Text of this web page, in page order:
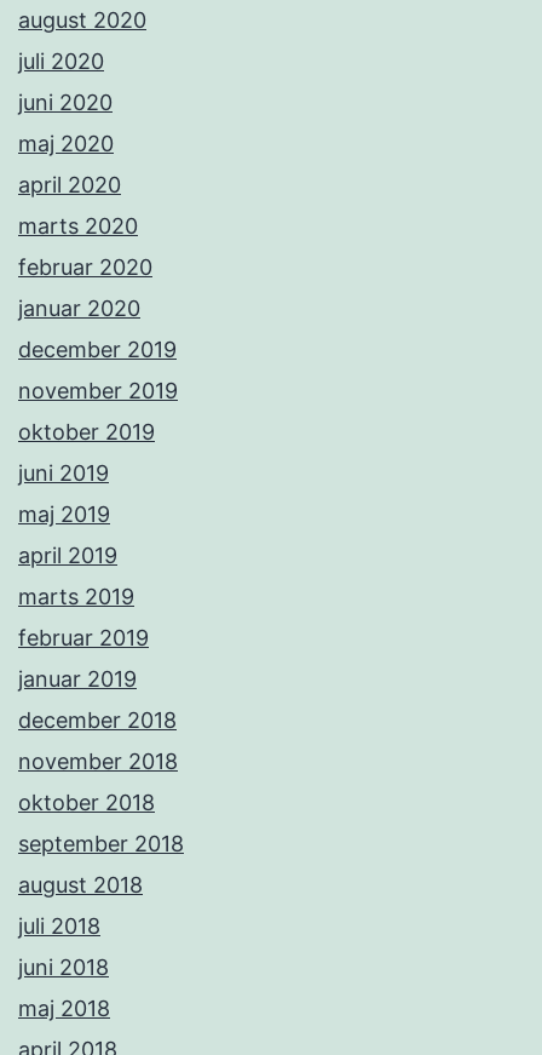
august 2020
juli 2020
juni 2020
maj 2020
april 2020
marts 2020
februar 2020
januar 2020
december 2019
november 2019
oktober 2019
juni 2019
maj 2019
april 2019
marts 2019
februar 2019
januar 2019
december 2018
november 2018
oktober 2018
september 2018
august 2018
juli 2018
juni 2018
maj 2018
april 2018